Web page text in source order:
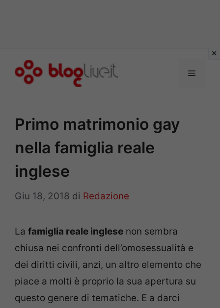
Menu
Primo matrimonio gay
nella famiglia reale
inglese
Giu 18, 2018 di Redazione
La famiglia reale inglese non sembra
chiusa nei confronti dell’omosessualità e
dei diritti civili, anzi, un altro elemento che
piace a molti è proprio la sua apertura su
questo genere di tematiche. E a darci